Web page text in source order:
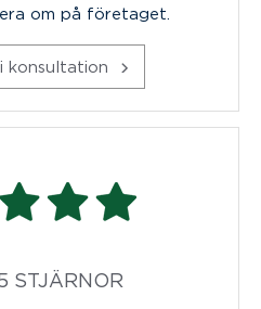
om på företaget.
konsultation
STJÄRNOR